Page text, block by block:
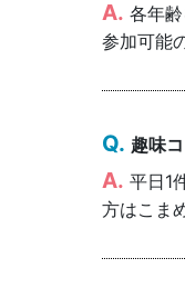
各年
参加可能
趣味
平日1
方はこま